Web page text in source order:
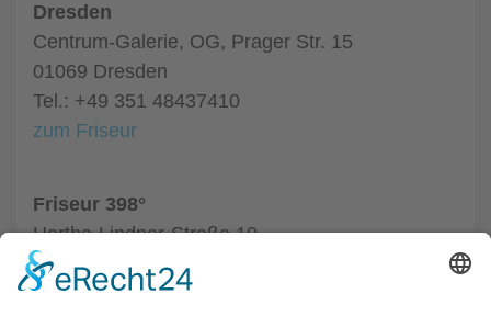
Dresden
Centrum-Galerie, OG, Prager Str. 15
01069 Dresden
Tel.: +49 351 48437410
zum Friseur
Friseur 398°
Hertha-Lindner-Straße 10
01067 Dresden
Tel.: +49 351 4955686